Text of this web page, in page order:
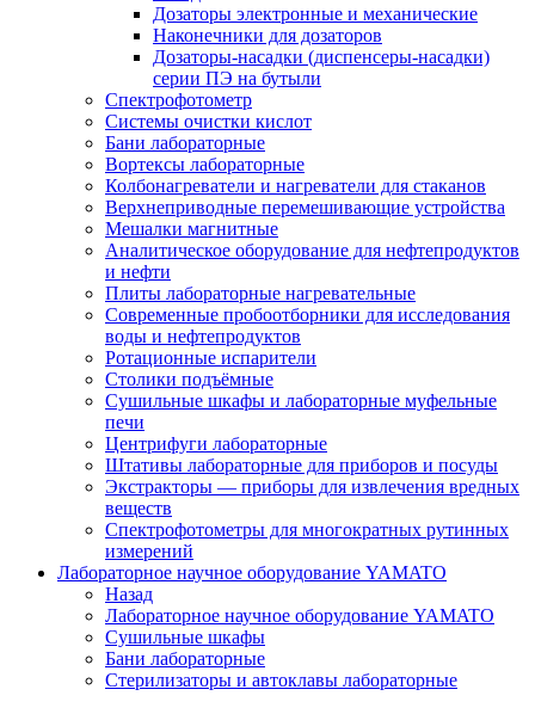
Дозаторы электронные и механические
Наконечники для дозаторов
Дозаторы-насадки (диспенсеры-насадки)
серии ПЭ на бутыли
Спектрофотометр
Системы очистки кислот
Бани лабораторные
Вортексы лабораторные
Колбонагреватели и нагреватели для стаканов
Верхнеприводные перемешивающие устройства
Мешалки магнитные
Аналитическое оборудование для нефтепродуктов
и нефти
Плиты лабораторные нагревательные
Современные пробоотборники для исследования
воды и нефтепродуктов
Ротационные испарители
Столики подъёмные
Сушильные шкафы и лабораторные муфельные
печи
Центрифуги лабораторные
Штативы лабораторные для приборов и посуды
Экстракторы — приборы для извлечения вредных
веществ
Спектрофотометры для многократных рутинных
измерений
Лабораторное научное оборудование YAMATO
Назад
Лабораторное научное оборудование YAMATO
Сушильные шкафы
Бани лабораторные
Стерилизаторы и автоклавы лабораторные